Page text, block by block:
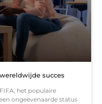
succes
het populaire
ongeëvenaarde status